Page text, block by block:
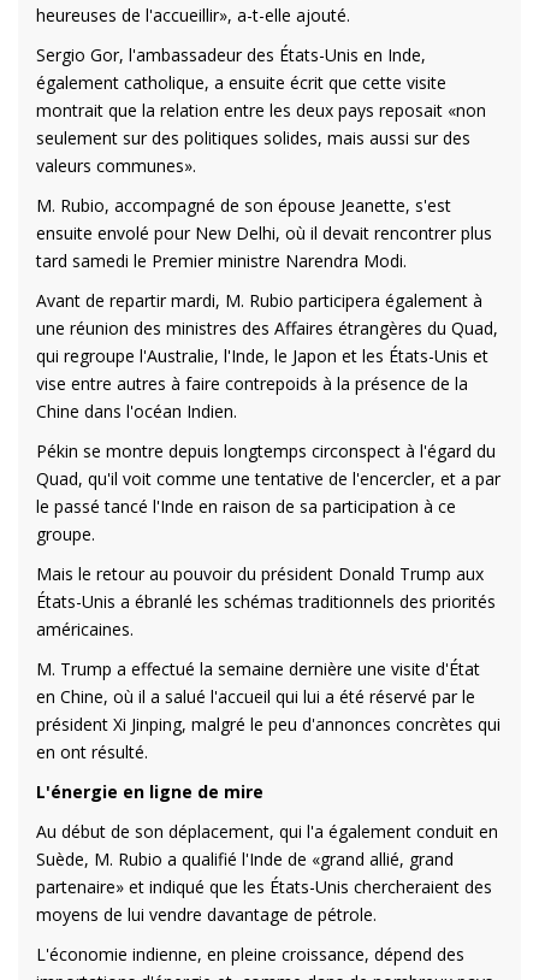
heureuses de l'accueillir», a-t-elle ajouté.
Sergio Gor, l'ambassadeur des États-Unis en Inde,
également catholique, a ensuite écrit que cette visite
montrait que la relation entre les deux pays reposait «non
seulement sur des politiques solides, mais aussi sur des
valeurs communes».
M. Rubio, accompagné de son épouse Jeanette, s'est
ensuite envolé pour New Delhi, où il devait rencontrer plus
tard samedi le Premier ministre Narendra Modi.
Avant de repartir mardi, M. Rubio participera également à
une réunion des ministres des Affaires étrangères du Quad,
qui regroupe l'Australie, l'Inde, le Japon et les États-Unis et
vise entre autres à faire contrepoids à la présence de la
Chine dans l'océan Indien.
Pékin se montre depuis longtemps circonspect à l'égard du
Quad, qu'il voit comme une tentative de l'encercler, et a par
le passé tancé l'Inde en raison de sa participation à ce
groupe.
Mais le retour au pouvoir du président Donald Trump aux
États-Unis a ébranlé les schémas traditionnels des priorités
américaines.
M. Trump a effectué la semaine dernière une visite d'État
en Chine, où il a salué l'accueil qui lui a été réservé par le
président Xi Jinping, malgré le peu d'annonces concrètes qui
en ont résulté.
L'énergie en ligne de mire
Au début de son déplacement, qui l'a également conduit en
Suède, M. Rubio a qualifié l'Inde de «grand allié, grand
partenaire» et indiqué que les États-Unis chercheraient des
moyens de lui vendre davantage de pétrole.
L'économie indienne, en pleine croissance, dépend des